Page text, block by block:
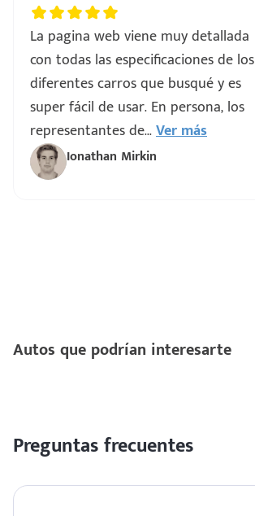
La pagina web viene muy detallada
con todas las especificaciones de los
diferentes carros que busqué y es
super fácil de usar. En persona, los
representantes de...Ver más
Ionathan Mirkin
Autos que podrían interesarte
Preguntas frecuentes